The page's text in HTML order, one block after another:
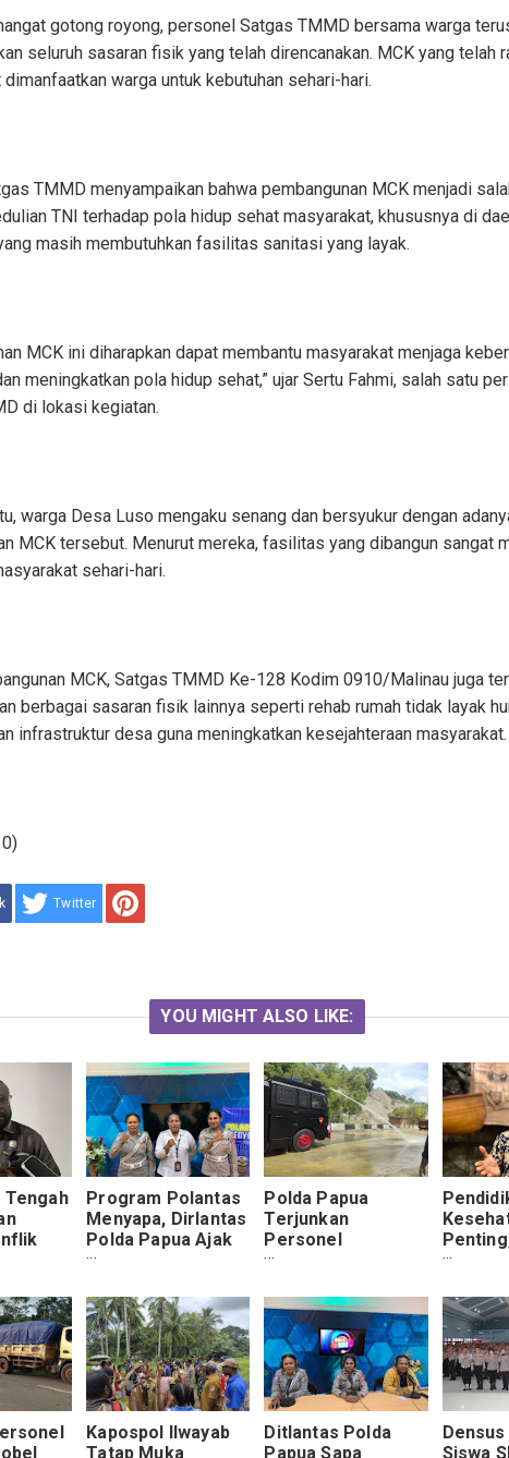
gotong royong, personel Satgas TMMD bersama warga
seluruh sasaran fisik yang telah direncanakan. MCK yang telah
dimanfaatkan warga untuk kebutuhan sehari-hari.
TMMD menyampaikan bahwa pembangunan MCK menjadi
TNI terhadap pola hidup sehat masyarakat, khususnya di
masih membutuhkan fasilitas sanitasi yang layak.
MCK ini diharapkan dapat membantu masyarakat menjaga
meningkatkan pola hidup sehat,” ujar Sertu Fahmi, salah satu
di lokasi kegiatan.
warga Desa Luso mengaku senang dan bersyukur dengan
MCK tersebut. Menurut mereka, fasilitas yang dibangun sangat
sehari-hari.
MCK, Satgas TMMD Ke-128 Kodim 0910/Malinau juga
berbagai sasaran fisik lainnya seperti rehab rumah tidak layak
infrastruktur desa guna meningkatkan kesejahteraan masyarakat.
Twitter
YOU MIGHT ALSO LIKE:
Tengah
Program Polantas
Menyapa, Dirlantas
Polda Papua Ajak
Masyarakat Tertib
Polda Papua
Terjunkan
Personel
Gabungan
Ringroad dari Sisa-
sisa Material
Longsor
Agama
Polda
Melalui
2025
Kapospol Ilwayab
Tatap Muka
Ditlantas Polda
Papua Sapa
Siswa